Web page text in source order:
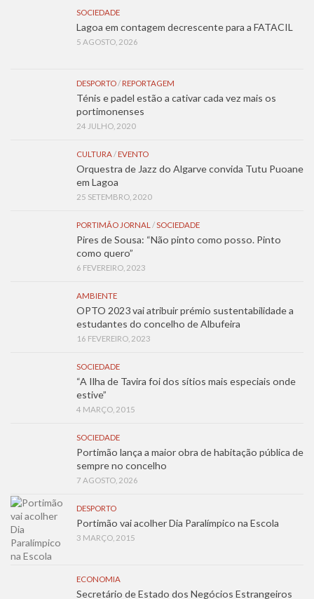
SOCIEDADE
Lagoa em contagem decrescente para a FATACIL
5 AGOSTO, 2026
DESPORTO/ REPORTAGEM
Ténis e padel estão a cativar cada vez mais os
portimonenses
24 JULHO, 2020
CULTURA/ EVENTO
Orquestra de Jazz do Algarve convida Tutu Puoane
em Lagoa
25 SETEMBRO, 2020
PORTIMÃO JORNAL /SOCIEDADE
Pires de Sousa: “Não pinto como posso. Pinto
como quero”
6 FEVEREIRO, 2023
AMBIENTE
OPTO 2023 vai atribuir prémio sustentabilidade a
estudantes do concelho de Albufeira
16 FEVEREIRO, 2023
SOCIEDADE
“A Ilha de Tavira foi dos sítios mais especiais onde
estive”
4 MARÇO, 2015
SOCIEDADE
Portimão lança a maior obra de habitação pública de
sempre no concelho
7 AGOSTO, 2026
DESPORTO
Portimão vai acolher Dia Paralímpico na Escola
3 MARÇO, 2015
ECONOMIA
Secretário de Estado dos Negócios Estrangeiros